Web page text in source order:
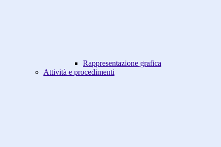
Rappresentazione grafica
Attività e procedimenti